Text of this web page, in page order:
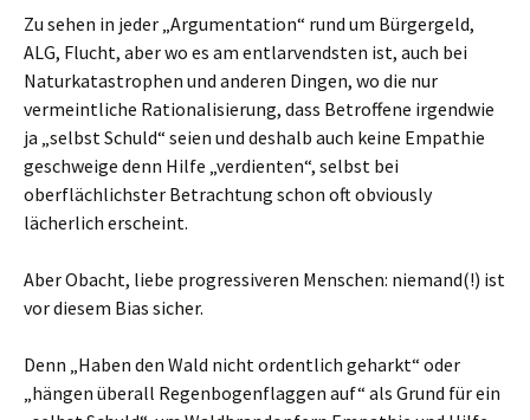
Zu sehen in jeder „Argumentation“ rund um Bürgergeld,
ALG, Flucht, aber wo es am entlarvendsten ist, auch bei
Naturkatastrophen und anderen Dingen, wo die nur
vermeintliche Rationalisierung, dass Betroffene irgendwie
ja „selbst Schuld“ seien und deshalb auch keine Empathie
geschweige denn Hilfe „verdienten“, selbst bei
oberflächlichster Betrachtung schon oft obviously
lächerlich erscheint.
Aber Obacht, liebe progressiveren Menschen: niemand(!) ist
vor diesem Bias sicher.
Denn „Haben den Wald nicht ordentlich geharkt“ oder
„hängen überall Regenbogenflaggen auf“ als Grund für ein